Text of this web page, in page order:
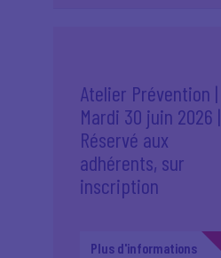
Atelier Prévention |
Mardi 30 juin 2026 |
Réservé aux
adhérents, sur
inscription
Plus d'informations